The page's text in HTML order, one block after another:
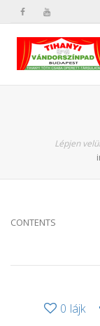
Lépjen
CONTENTS
0 lájk